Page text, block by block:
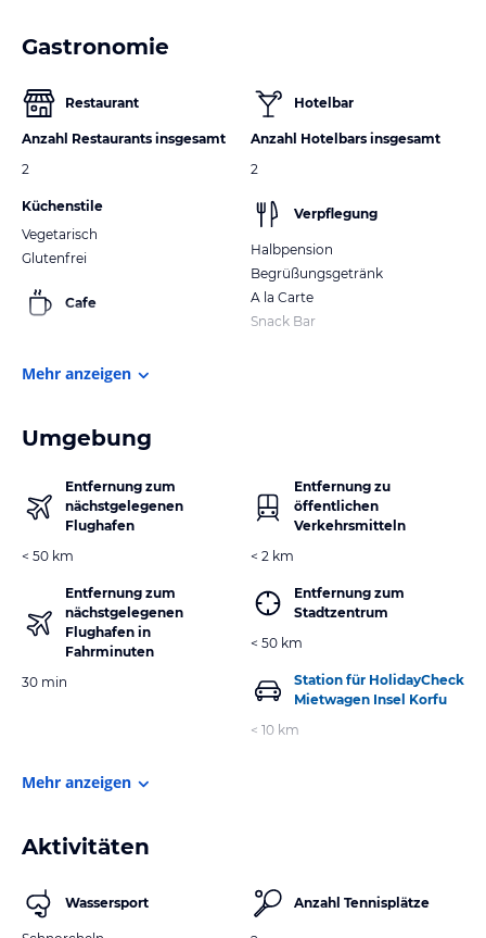
Gastronomie
Restaurant
Anzahl Restaurants insgesamt
2
Küchenstile
Vegetarisch
Glutenfrei
Cafe
Hotelbar
Anzahl Hotelbars insgesamt
2
Verpflegung
Halbpension
Begrüßungsgetränk
A la Carte
Snack Bar
Mehr anzeigen
Umgebung
Entfernung zum
nächstgelegenen
Flughafen
< 50 km
Entfernung zum
nächstgelegenen
Flughafen in
Fahrminuten
30 min
Entfernung zu
öffentlichen
Verkehrsmitteln
< 2 km
Entfernung zum
Stadtzentrum
< 50 km
Station für HolidayCheck
Mietwagen Insel Korfu
< 10 km
Mehr anzeigen
Aktivitäten
Wassersport Anzahl Tennisplätze